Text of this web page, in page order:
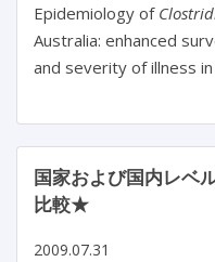
Epidemiology of
Australia: enhanced
and severity of illness
国家および国内レベ
比較★
2009.07.31